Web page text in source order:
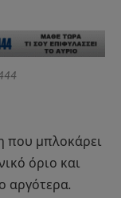
που μπλοκάρει
όριο και
αργότερα.